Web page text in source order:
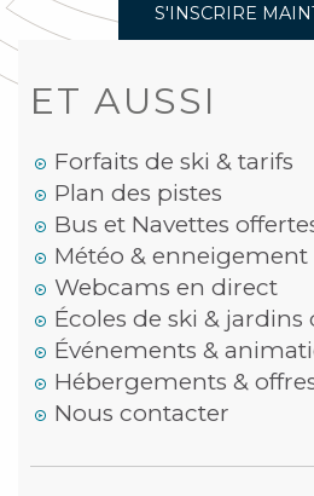
S'INSCRIRE
ET AUSSI
Forfaits de ski & tarifs
Plan des pistes
Bus et Navettes
Météo & enneigement
Webcams en direct
Écoles de ski & jardins
Événements &
Hébergements &
Nous contacter